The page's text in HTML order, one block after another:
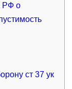
РФ о
ст 37 ук